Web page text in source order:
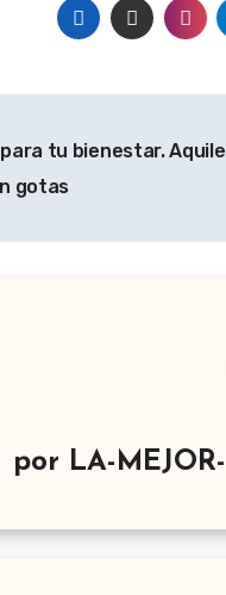
tu bienestar.
gotas
por LA-